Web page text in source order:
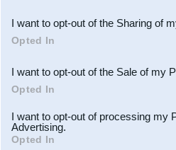
Downstream Participants
third parties.
I want to opt-out of the Sharing of
Opted In
I want to opt-out of the Sale of my
Opted In
I want to opt-out of processing my
Advertising.
Opted In